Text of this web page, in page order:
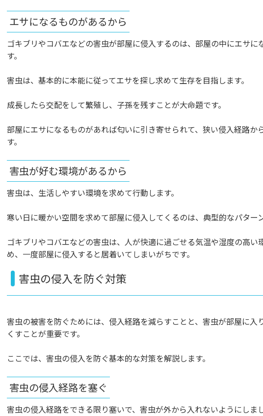
エサになるものがあるから
ゴキブリやコバエなどの害虫が部屋に侵入するのは、部屋の中にエサに
す。
害虫は、基本的に本能に従ってエサを探し求めて生存を目指します。
成長したら交配をして繁殖し、子孫を残すことが大命題です。
部屋にエサになるものがあれば匂いに引き寄せられて、狭い侵入経路か
す。
害虫が好む環境があるから
害虫は、生活しやすい環境を求めて行動します。
寒い日に暖かい空間を求めて部屋に侵入してくるのは、典型的なパターン
ゴキブリやコバエなどの害虫は、人が快適に過ごせる気温や湿度の高い
め、一度部屋に侵入すると居着いてしまいがちです。
害虫の侵入を防ぐ対策
害虫の被害を防ぐためには、侵入経路を減らすことと、害虫が部屋に入
くすことが重要です。
ここでは、害虫の侵入を防ぐ基本的な対策を解説します。
害虫の侵入経路を塞ぐ
害虫の侵入経路をできる限り塞いで、害虫が外から入れないようにしまし